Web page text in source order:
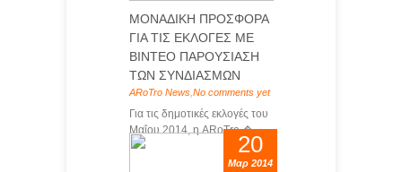
ΜΟΝΑΔΙΚΗ ΠΡΟΣΦΟΡΑ
ΓΙΑ ΤΙΣ ΕΚΛΟΓΕΣ ΜΕ
ΒΙΝΤΕΟ ΠΑΡΟΥΣΙΑΣΗ
ΤΩΝ ΣΥΝΔΙΑΣΜΩΝ
ARoTro News No comments yet
Για τις δημοτικές εκλογές του
Μαΐου 2014, η ARoTro �...
20
Μαρ 2014